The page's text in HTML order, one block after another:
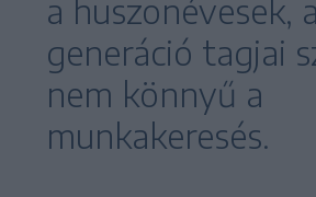
a huszonévesek,
generáció tagjai
nem könnyű a
munkakeresés.